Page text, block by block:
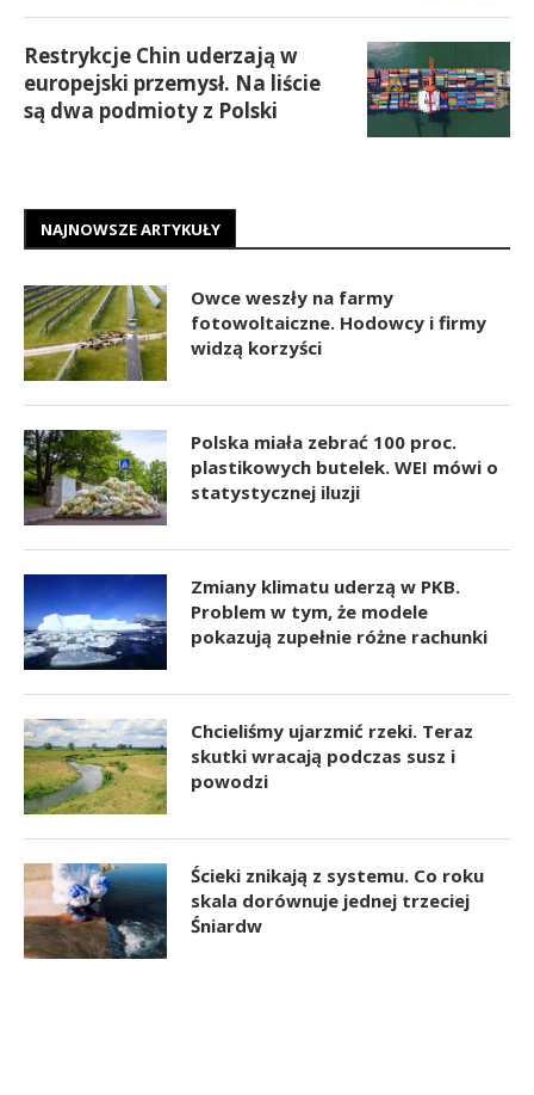
Restrykcje Chin uderzają w
europejski przemysł. Na liście
są dwa podmioty z Polski
NAJNOWSZE ARTYKUŁY
Owce weszły na farmy
fotowoltaiczne. Hodowcy i firmy
widzą korzyści
Polska miała zebrać 100 proc.
plastikowych butelek. WEI mówi o
statystycznej iluzji
Zmiany klimatu uderzą w PKB.
Problem w tym, że modele
pokazują zupełnie różne rachunki
Chcieliśmy ujarzmić rzeki. Teraz
skutki wracają podczas susz i
powodzi
Ścieki znikają z systemu. Co roku
skala dorównuje jednej trzeciej
Śniardw